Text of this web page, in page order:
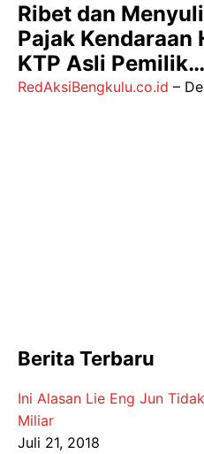
Ribet dan
Pajak Kendaraan
KTP Asli Pemilik…
RedAksiBengkulu.co.id –
Berita Terbaru
Ini Alasan Lie Eng Jun
Miliar
Juli 21, 2018